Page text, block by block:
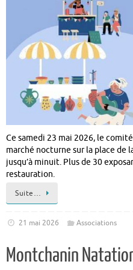
Ce samedi 23 mai 2026, le
marché nocturne sur la place de
jusqu’à minuit. Plus de 30
restauration.
Suite…
21 mai 2026 Associations
Montchanin